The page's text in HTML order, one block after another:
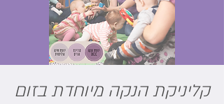
קליניקת הנקה מיוחדת בזום